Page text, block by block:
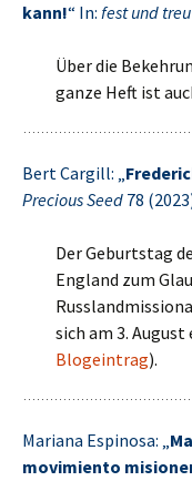
kann!“ In: fest und treu
Über die
ganze Heft ist
Bert Cargill: „
Precious Seed 78
Der Geburtstag
England zum
sich am 3.
Blogeintrag).
Mariana Espinosa: „
movimiento